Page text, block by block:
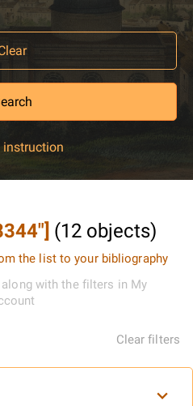
instruction
(12 objects)
the list to your bibliography
with the filters in My
Clear filters